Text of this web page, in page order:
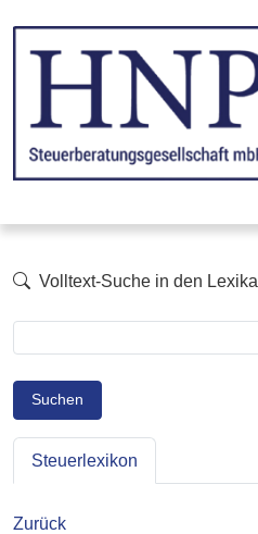
Volltext-Suche in den Lexika
Suchen
Steuerlexikon
Zurück